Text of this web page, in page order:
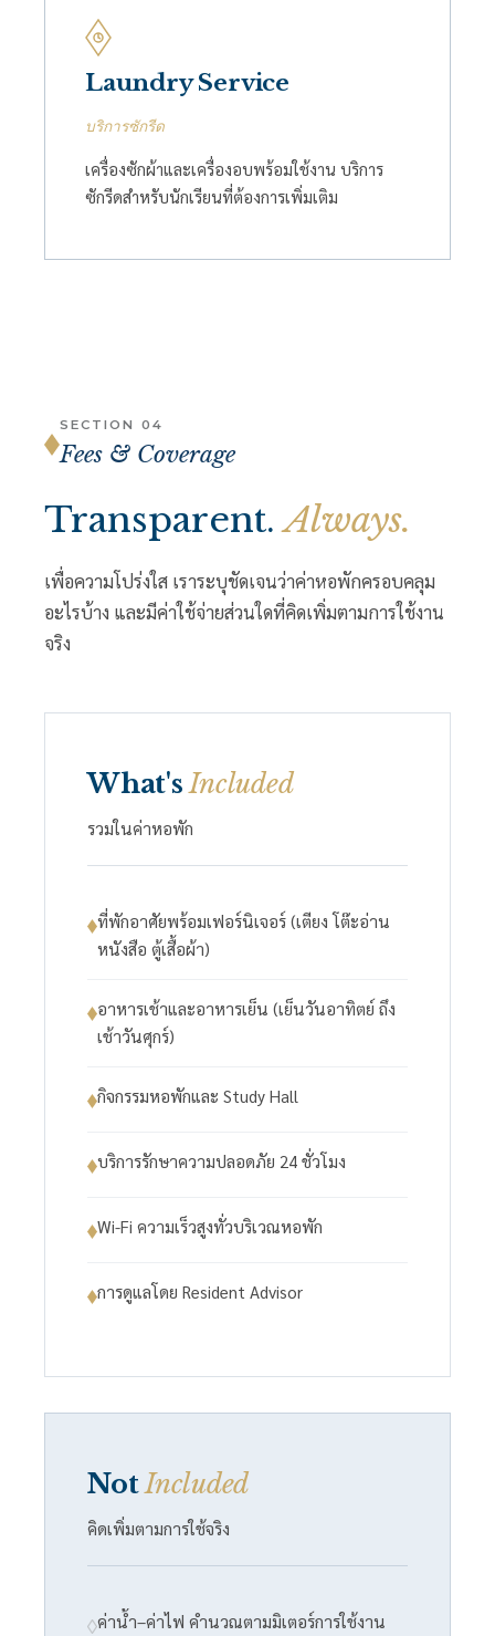
Laundry Service
บริการซักรีด
เครื่องซักผ้าและเครื่องอบพร้อมใช้งาน บริการ
ซักรีดสำหรับนักเรียนที่ต้องการเพิ่มเติม
SECTION 04
Fees & Coverage
Transparent.Always.
เพื่อความโปร่งใส เราระบุชัดเจนว่าค่าหอพักครอบคลุม
อะไรบ้าง และมีค่าใช้จ่ายส่วนใดที่คิดเพิ่มตามการใช้งาน
จริง
What'sIncluded
รวมในค่าหอพัก
ที่พักอาศัยพร้อมเฟอร์นิเจอร์ (เตียง โต๊ะอ่าน
หนังสือ ตู้เสื้อผ้า)
อาหารเช้าและอาหารเย็น (เย็นวันอาทิตย์ ถึง
เช้าวันศุกร์)
กิจกรรมหอพักและ Study Hall
บริการรักษาความปลอดภัย 24 ชั่วโมง
Wi-Fi ความเร็วสูงทั่วบริเวณหอพัก
การดูแลโดย Resident Advisor
NotIncluded
คิดเพิ่มตามการใช้จริง
ค่าน้ำ–ค่าไฟ คำนวณตามมิเตอร์การใช้งาน